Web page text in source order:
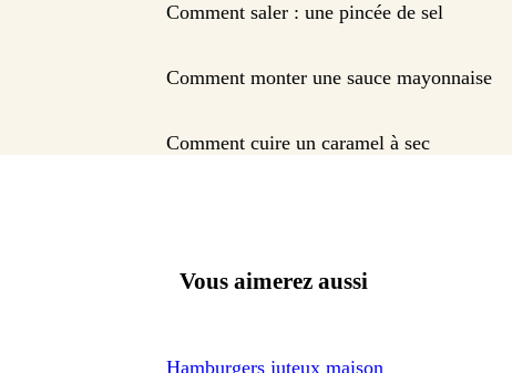
Comment saler : une pincée de sel
Comment monter une sauce mayonnaise
Comment cuire un caramel à sec
Vous aimerez aussi
Hamburgers juteux maison